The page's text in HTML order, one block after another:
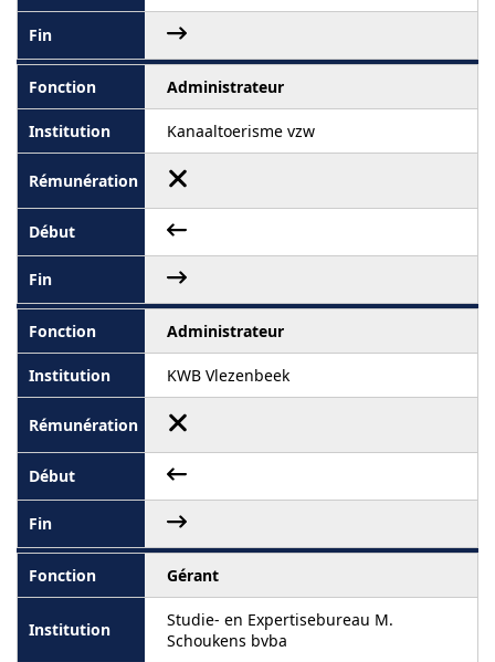
Administrateur
Kanaaltoerisme vzw
Administrateur
KWB Vlezenbeek
Gérant
Studie- en Expertisebureau M.
Schoukens bvba